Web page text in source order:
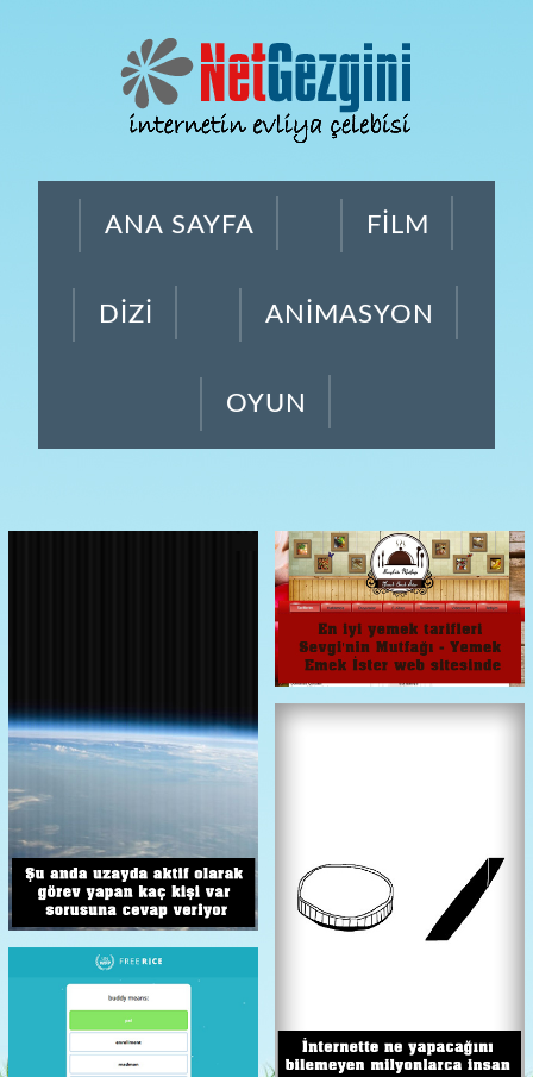
ANA SAYFA FİLM
DİZİ ANİMASYON
OYUN